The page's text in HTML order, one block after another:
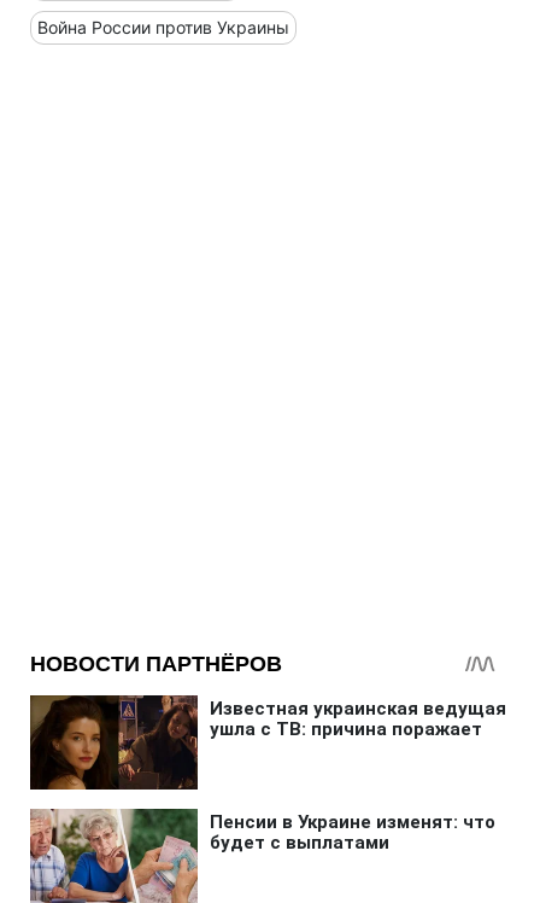
Война России против Украины